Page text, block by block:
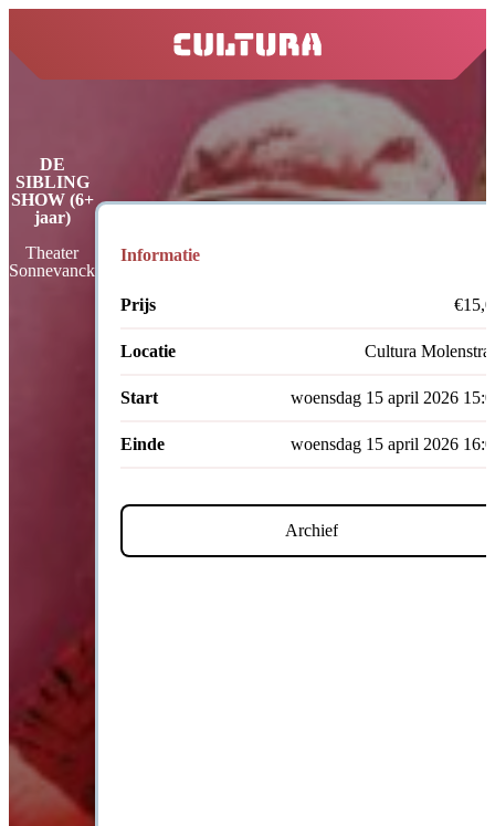
home
DE
SIBLING
SHOW (6+
jaar)
Theater
Sonnevanck
Informatie
Prijs
Locatie Cultura
Start woensdag 15 april 2026
Einde woensdag 15 april 2026
Archief